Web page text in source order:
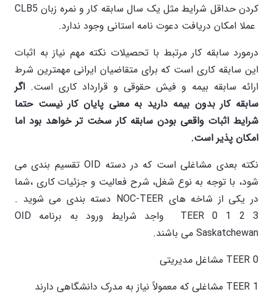
کردن حداقل شرایط مثل یک سال سابقه کار و نمره زبان CLB5
عملا امکان دریافت دعوت نامه استانی وجود ندارد.
درمورد سابقه کار مرتبط با تحصیلات نکته مهم نیاز به اثبات
این سابقه کاری است که برای متقاضیان ایرانی مهمترین شرط
ارائه سابقه بیمه و فیش حقوقی و قرارداد کاری است. اگر
سابقه کار بدون بیمه دارید به معنی پایان کار نیست حتما
شرایط اثبات واقعی بودن سابقه کار سخت تر خواهد بود اما
امکان پذیر است.
نکته بعدی مشاغلی است که در دسته OID تقسیم بندی می
شود، با توجه به نوع شغل، شرح فعالیت و جزئیات کاری ،شما
در یکی از شاخه های NOC-TEER دسته بندی می شوید .
TEER 0 1 2 3 واجد شرایط ورود به برنامه OID
Saskatchewan می باشند.
TEER 0 مشاغل مدیریتی
TEER 1 مشاغلی که معمولاً نیاز به مدرک دانشگاهی دارند